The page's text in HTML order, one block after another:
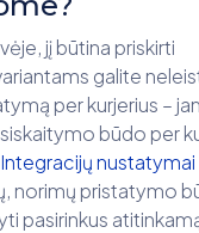
jį būtina priskirti
galite
per kurjerius –
būdo per
nustatymai
norimų pristatymo
pasirinkus